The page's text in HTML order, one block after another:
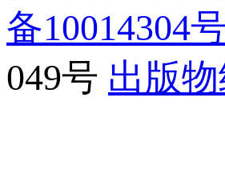
备10014304
049号 出版